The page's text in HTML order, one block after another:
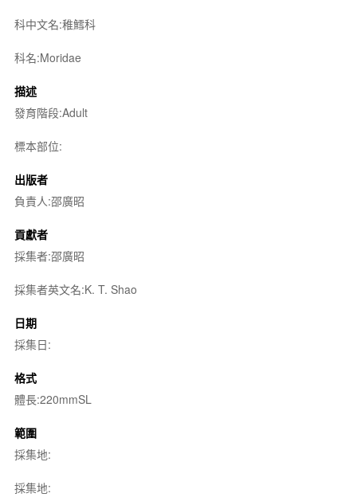
科中文名:稚鱈科
科名:Moridae
描述
發育階段:Adult
標本部位:
出版者
負責人:邵廣昭
貢獻者
採集者:邵廣昭
採集者英文名:K. T. Shao
日期
採集日:
格式
體長:220mmSL
範圍
採集地:
採集地: